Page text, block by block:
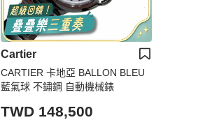
Cartier
CARTIER 卡地亞 BALLON BLEU
藍氣球 不鏽鋼 自動機械錶
TWD 148,500